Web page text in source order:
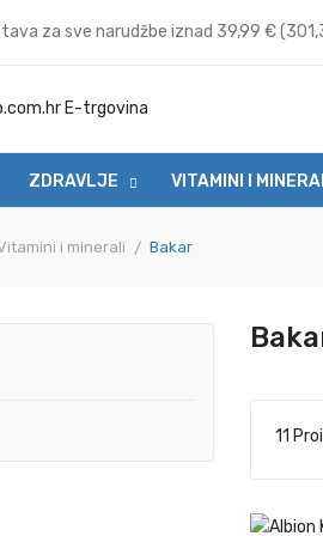
za sve narudžbe iznad 39,99 €
ZDRAVLJE VITAMINI I
i minerali Bakar
11